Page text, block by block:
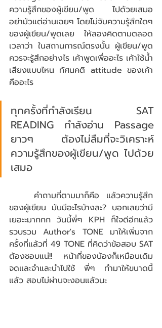
ความรู้สึกของผู้เขียน/พูด ไปด้วยเสมอ
อย่ามัวแต่อ่านเฉยๆ โดยไม่จับความรู้สึกใดๆ
ของผู้เขียน/พูดเลย ให้ลองคิดตามตลอด
เวลาว่า ในสถานการณ์ตรงนั้น ผู้เขียน/พูด
ควรจะรู้สึกอย่างไร เค้าพูดเพื่ออะไร เค้าใช้น้ำ
เสียงแบบไหน ทัศนคติ attitude ของเค้า
คืออะไร
ทุกครั้งที่กำลังเรียน SAT
READING กำลังอ่าน Passage
ยาวๆ ต้องไม่ลืมที่จะวิเคราะห์
ความรู้สึกของผู้เขียน/พูด ไปด้วย
เสมอ
ของผู้เขียน มันมีอะไรบ้างละ? บอกเลยว่ามี
เยอะะมากกก วันนี้พี่ๆ KPH ก็ใจดีอีกแล้ว
รวบรวม Author's TONE มาให้เพิ่มจาก
ครั้งที่แล้วที่ 49 TONE ที่คิดว่าข้อสอบ SAT
ต้องชอบแน่!! หน้าที่ของน้องก็เหมือนเดิม
จดและจำและนำไปใช้ พี่ๆ ทำมาให้ขนาดนี้
แล้ว สอบไม่ผ่านจะงอนแล้วนะ